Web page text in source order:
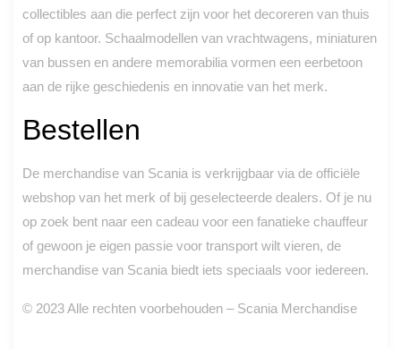
collectibles aan die perfect zijn voor het decoreren van thuis
of op kantoor. Schaalmodellen van vrachtwagens, miniaturen
van bussen en andere memorabilia vormen een eerbetoon
aan de rijke geschiedenis en innovatie van het merk.
Bestellen
De merchandise van Scania is verkrijgbaar via de officiële
webshop van het merk of bij geselecteerde dealers. Of je nu
op zoek bent naar een cadeau voor een fanatieke chauffeur
of gewoon je eigen passie voor transport wilt vieren, de
merchandise van Scania biedt iets speciaals voor iedereen.
© 2023 Alle rechten voorbehouden – Scania Merchandise